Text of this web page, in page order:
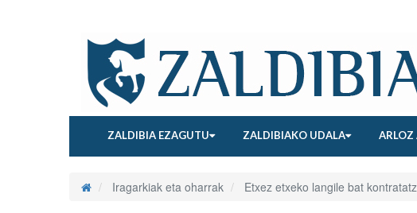
ZALDIBIA EZAGUTU ZALDIBIAKO UDALA ARLOZ
Iragarkiak eta oharrak Etxez etxeko langile bat